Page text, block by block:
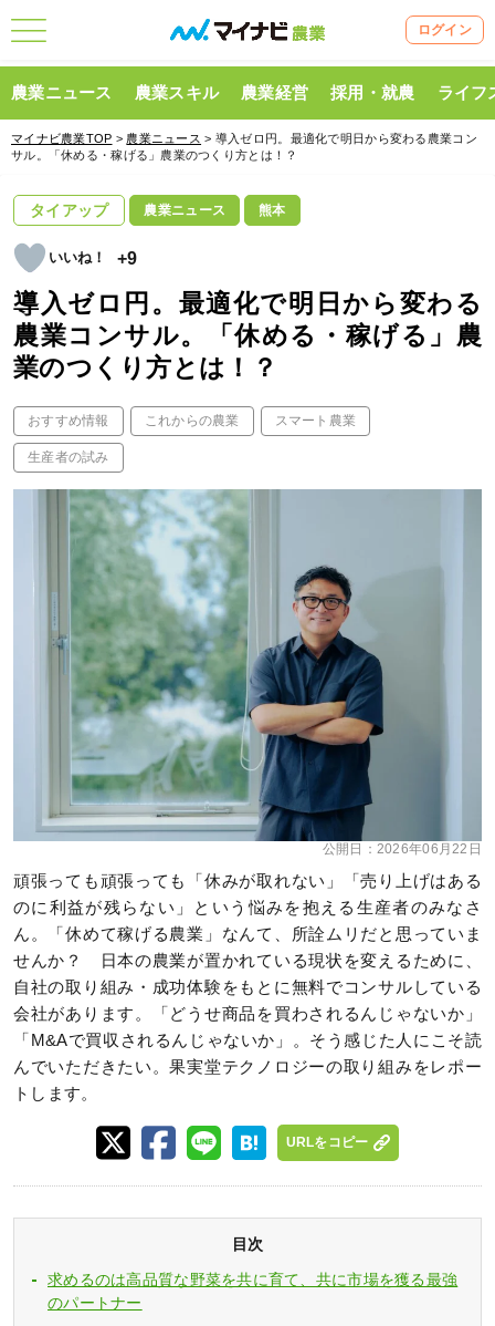
ログイン
農業ニュース 農業スキル 農業経営 採用・就農 ライフ
マイナビ農業TOP > 農業ニュース > 導入ゼロ円。最適化で明日から変わる農業コン
サル。「休める・稼げる」農業のつくり方とは！？
タイアップ 農業ニュース 熊本
+9
導入ゼロ円。最適化で明日から変わる
農業コンサル。「休める・稼げる」農
業のつくり方とは！？
おすすめ情報 これからの農業 スマート農業
生産者の試み
公開日： 2026年06月22日
頑張っても頑張っても「休みが取れない」「売り上げはある
のに利益が残らない」という悩みを抱える生産者のみなさ
ん。「休めて稼げる農業」なんて、所詮ムリだと思っていま
せんか？ 日本の農業が置かれている現状を変えるために、
自社の取り組み・成功体験をもとに無料でコンサルしている
会社があります。「どうせ商品を買わされるんじゃないか」
「M&Aで買収されるんじゃないか」。そう感じた人にこそ読
んでいただきたい。果実堂テクノロジーの取り組みをレポー
トします。
URLをコピー
目次
求めるのは高品質な野菜を共に育て、共に市場を獲る最強
のパートナー